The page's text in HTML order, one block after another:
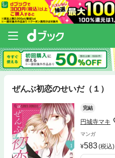
ぜんぶ初恋のせいだ（１）
完結
円城寺マキ
マンガ
583(税込)